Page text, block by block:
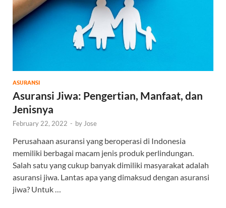
ASURANSI
Asuransi Jiwa: Pengertian, Manfaat, dan
Jenisnya
February 22, 2022 - by Jose
Perusahaan asuransi yang beroperasi di Indonesia
memiliki berbagai macam jenis produk perlindungan.
Salah satu yang cukup banyak dimiliki masyarakat adalah
asuransi jiwa. Lantas apa yang dimaksud dengan asuransi
jiwa? Untuk …